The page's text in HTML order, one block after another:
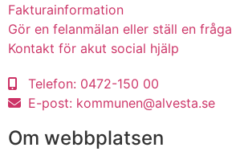
Fakturainformation
Gör en felanmälan eller ställ en fråga
Kontakt för akut social hjälp
Telefon: 0472-150 00
E-post: kommunen@alvesta.se
Om webbplatsen